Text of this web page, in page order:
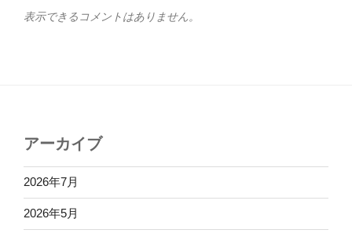
表示できるコメントはありません。
アーカイブ
2026年7月
2026年5月